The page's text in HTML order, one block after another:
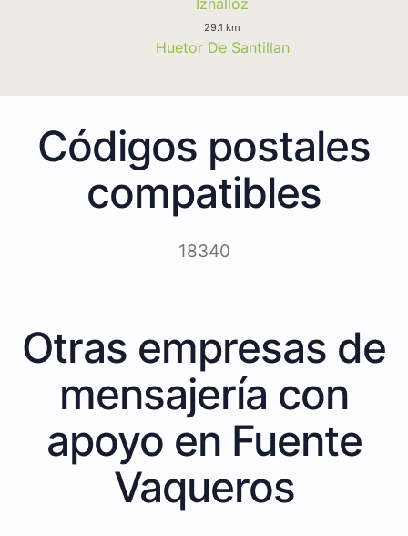
29.1 km
Huetor De Santillan
Códigos postales
compatibles
18340
Otras empresas de
mensajería con
apoyo en Fuente
Vaqueros